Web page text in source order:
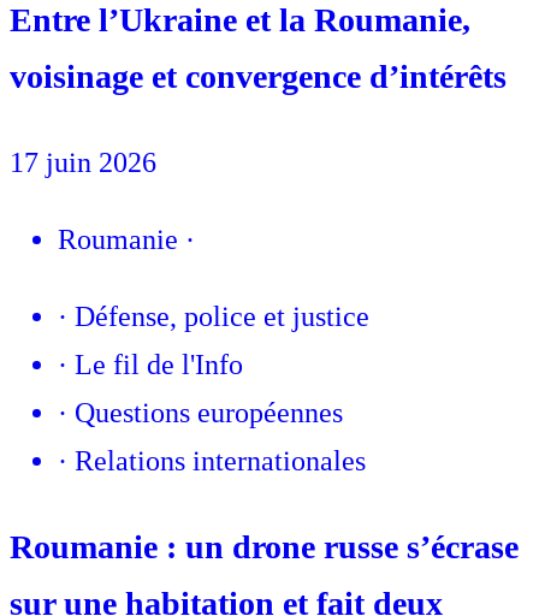
Entre l’Ukraine et la Roumanie,
voisinage et convergence d’intérêts
17 juin 2026
Roumanie ·
· Défense, police et justice
· Le fil de l'Info
· Questions européennes
· Relations internationales
Roumanie : un drone russe s’écrase
sur une habitation et fait deux